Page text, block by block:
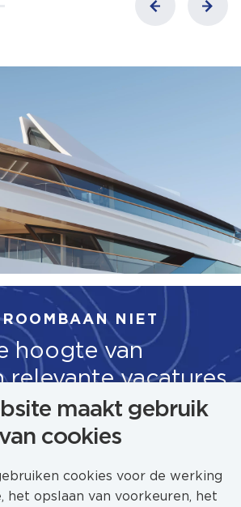
maakt gebruik
van cookies
cookies voor de werking
het opslaan van voorkeuren, het
NIET
hoogte van
relevante vacatures
IN